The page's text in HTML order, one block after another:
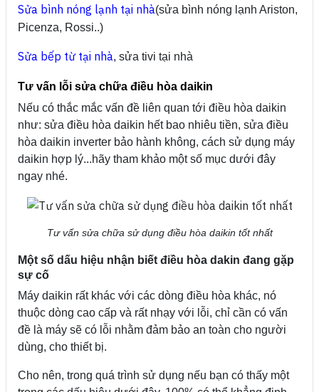
Sửa bình nóng lạnh tại nhà(sửa bình nóng lạnh Ariston,
Picenza, Rossi..)
Sửa bếp từ tại nhà, sửa tivi tại nhà
Tư vấn lỗi sửa chữa điều hòa daikin
Nếu có thắc mắc vấn đề liên quan tới điều hòa daikin
như: sửa điều hòa daikin hết bao nhiêu tiền, sửa điều
hòa daikin inverter bảo hành không, cách sử dụng máy
daikin hợp lý...hãy tham khảo một số mục dưới đây
ngay nhé.
Tư vấn sửa chữa sử dụng điều hòa daikin tốt nhất
Một số dấu hiệu nhận biết điều hòa dakin đang gặp
sự cố
Máy daikin rất khác với các dòng điều hòa khác, nó
thuộc dòng cao cấp và rất nhạy với lỗi, chỉ cần có vấn
đề là máy sẽ có lỗi nhằm đảm bảo an toàn cho người
dùng, cho thiết bị.
Cho nên, trong quá trình sử dụng nếu bạn có thấy một